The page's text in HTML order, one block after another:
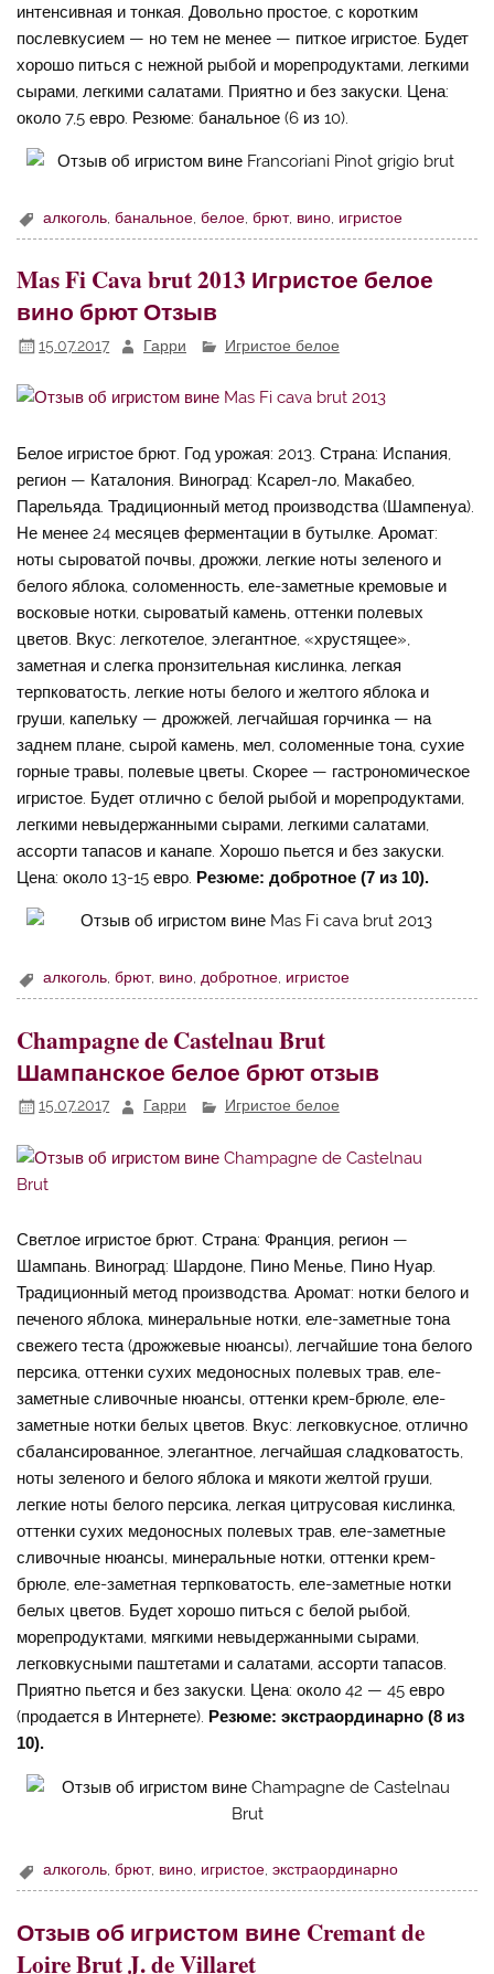
интенсивная и тонкая. Довольно простое, с коротким
послевкусием — но тем не менее — питкое игристое. Будет
хорошо питься с нежной рыбой и морепродуктами, легкими
сырами, легкими салатами. Приятно и без закуски. Цена:
около 7,5 евро. Резюме: банальное (6 из 10).
алкоголь ,банальное ,белое ,брют, вино игристое
Mas Fi Cava brut 2013 Игристое белое
вино брют Отзыв
15.07.2017 Гарри Игристое белое
Белое игристое брют. Год урожая: 2013. Страна: Испания,
регион — Каталония. Виноград: Ксарел-ло, Макабео,
Парельяда. Традиционный метод производства (Шампенуа).
Не менее 24 месяцев ферментации в бутылке. Аромат:
ноты сыроватой почвы, дрожжи, легкие ноты зеленого и
белого яблока, соломенность, еле-заметные кремовые и
восковые нотки, сыроватый камень, оттенки полевых
цветов. Вкус: легкотелое, элегантное, «хрустящее»,
заметная и слегка пронзительная кислинка, легкая
терпковатость, легкие ноты белого и желтого яблока и
груши, капельку — дрожжей, легчайшая горчинка — на
заднем плане, сырой камень, мел, соломенные тона, сухие
горные травы, полевые цветы. Скорее — гастрономическое
игристое. Будет отлично с белой рыбой и морепродуктами,
легкими невыдержанными сырами, легкими салатами,
ассорти тапасов и канапе. Хорошо пьется и без закуски.
Цена: около 13-15 евро. Резюме: добротное (7 из 10).
алкоголь ,брют, вино добротное игристое
Champagne de Castelnau Brut
Шампанское белое брют отзыв
15.07.2017 Гарри Игристое белое
Светлое игристое брют. Страна: Франция, регион —
Шампань. Виноград: Шардоне, Пино Менье, Пино Нуар.
Традиционный метод производства. Аромат: нотки белого и
печеного яблока, минеральные нотки, еле-заметные тона
свежего теста (дрожжевые нюансы), легчайшие тона белого
персика, оттенки сухих медоносных полевых трав, еле-
заметные сливочные нюансы, оттенки крем-брюле, еле-
заметные нотки белых цветов. Вкус: легковкусное, отлично
сбалансированное, элегантное, легчайшая сладковатость,
ноты зеленого и белого яблока и мякоти желтой груши,
легкие ноты белого персика, легкая цитрусовая кислинка,
оттенки сухих медоносных полевых трав, еле-заметные
сливочные нюансы, минеральные нотки, оттенки крем-
брюле, еле-заметная терпковатость, еле-заметные нотки
белых цветов. Будет хорошо питься с белой рыбой,
морепродуктами, мягкими невыдержанными сырами,
легковкусными паштетами и салатами, ассорти тапасов.
Приятно пьется и без закуски. Цена: около 42 — 45 евро
(продается в Интернете). Резюме: экстраординарно (8 из
10).
алкоголь,брют, вино, игристое,экстраординарно
Отзыв об игристом вине Cremant de
Loire Brut J. de Villaret